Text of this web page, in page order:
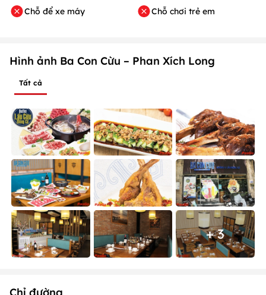
Chỗ để xe máy Chỗ chơi trẻ em
Hình ảnh Ba Con Cừu – Phan Xích Long
Tất cả
+ 3
Chỉ đường